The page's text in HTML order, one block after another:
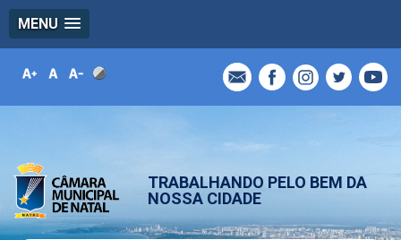
MENU
TRABALHANDO PELO BEM DA
NOSSA CIDADE